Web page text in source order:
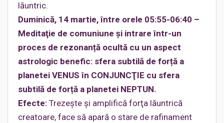
lăuntric.
Duminică, 14 martie, între orele 05:55-06:40 –
Meditaţie de comuniune și intrare într-un
proces de rezonanță ocultă cu un aspect
astrologic benefic: sfera subtilă de forță a
planetei VENUS în CONJUNCŢIE cu sfera
subtilă de forță a planetei NEPTUN.
Efecte: Trezeşte şi amplifică forţa lăuntrică
creatoare, face să apară o stare de rafinament